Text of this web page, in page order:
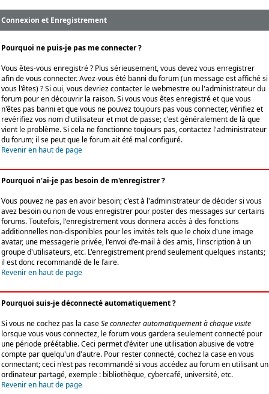
Connexion et Enregistrement
Pourquoi ne puis-je pas me connecter ?
Vous êtes-vous enregistré ? Plus sérieusement, vous devez vous enregistrer
afin de vous connecter. Avez-vous été banni du forum (un message est affiché si
vous l'êtes) ? Si oui, vous devriez contacter le webmestre ou l'administrateur du
forum pour en découvrir la raison. Si vous vous êtes enregistré et que vous
n'êtes pas banni et que vous ne pouvez toujours pas vous connecter, vérifiez et
revérifiez vos nom d'utilisateur et mot de passe; c'est généralement de là que
vient le problème. Si cela ne fonctionne toujours pas, contactez l'administrateur
du forum; il se peut que le forum ait été mal configuré.
Revenir en haut de page
Pourquoi n'ai-je pas besoin de m'enregistrer ?
Vous pouvez ne pas en avoir besoin; c'est à l'administrateur de décider si vous
avez besoin ou non de vous enregistrer pour poster des messages sur certains
forums. Toutefois, l'enregistrement vous donnera accès à des fonctions
additionnelles non-disponibles pour les invités tels que le choix d'une image
avatar, une messagerie privée, l'envoi d'e-mail à des amis, l'inscription à un
groupe d'utilisateurs, etc. L'enregistrement prend seulement quelques instants;
il est donc recommandé de le faire.
Revenir en haut de page
Pourquoi suis-je déconnecté automatiquement ?
Si vous ne cochez pas la caseSe connecter automatiquement à chaque visite
lorsque vous vous connectez, le forum vous gardera seulement connecté pour
une période préétablie. Ceci permet d'éviter une utilisation abusive de votre
compte par quelqu'un d'autre. Pour rester connecté, cochez la case en vous
connectant; ceci n'est pas recommandé si vous accédez au forum en utilisant un
ordinateur partagé, exemple : bibliothèque, cybercafé, université, etc.
Revenir en haut de page